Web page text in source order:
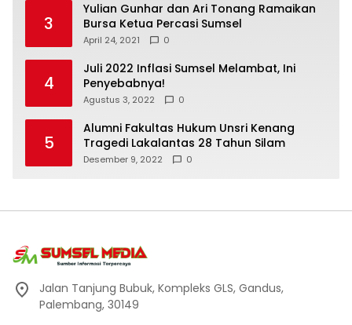
3
Yulian Gunhar dan Ari Tonang Ramaikan
Bursa Ketua Percasi Sumsel
April 24, 2021 0
4
Juli 2022 Inflasi Sumsel Melambat, Ini
Penyebabnya!
Agustus 3, 2022 0
5
Alumni Fakultas Hukum Unsri Kenang
Tragedi Lakalantas 28 Tahun Silam
Desember 9, 2022 0
Jalan Tanjung Bubuk, Kompleks GLS, Gandus,
Palembang, 30149